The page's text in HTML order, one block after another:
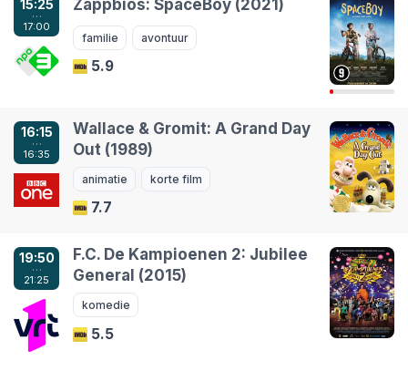
15:25
…
17:00
Zappbios: SpaceBoy (2021)
familie avontuur
5.9
16:15
…
16:35
Wallace & Gromit: A Grand Day
Out (1989)
animatie korte film
7.7
19:50
…
21:25
F.C. De Kampioenen 2: Jubilee
General (2015)
komedie
5.5